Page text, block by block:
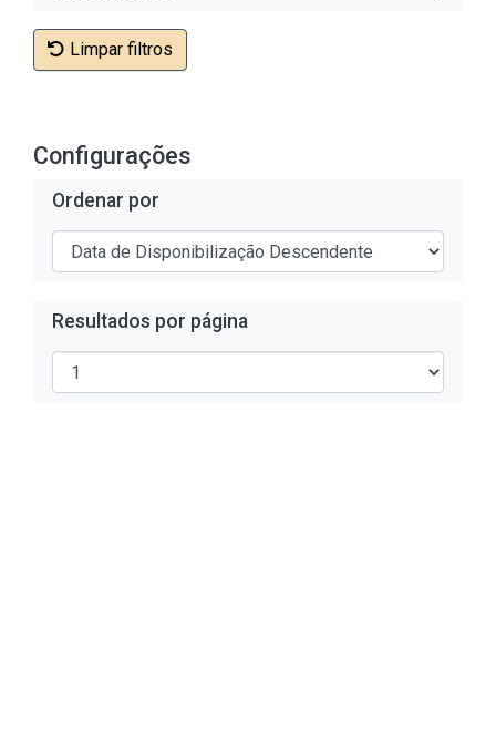
Limpar filtros
Configurações
Ordenar por
Resultados por página